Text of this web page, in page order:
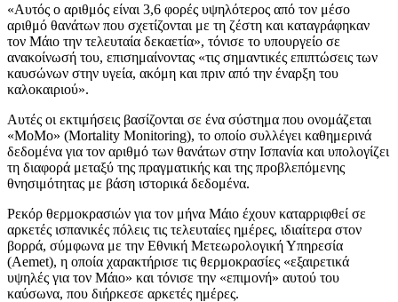
«Αυτός ο αριθμός είναι 3,6 φορές υψηλότερος από τον μέσο
αριθμό θανάτων που σχετίζονται με τη ζέστη και καταγράφηκαν
τον Μάιο την τελευταία δεκαετία», τόνισε το υπουργείο σε
ανακοίνωσή του, επισημαίνοντας «τις σημαντικές επιπτώσεις των
καυσώνων στην υγεία, ακόμη και πριν από την έναρξη του
καλοκαιριού».
Αυτές οι εκτιμήσεις βασίζονται σε ένα σύστημα που ονομάζεται
«MoMo» (Mortality Monitoring), το οποίο συλλέγει καθημερινά
δεδομένα για τον αριθμό των θανάτων στην Ισπανία και υπολογίζει
τη διαφορά μεταξύ της πραγματικής και της προβλεπόμενης
θνησιμότητας με βάση ιστορικά δεδομένα.
Ρεκόρ θερμοκρασιών για τον μήνα Μάιο έχουν καταρριφθεί σε
αρκετές ισπανικές πόλεις τις τελευταίες ημέρες, ιδιαίτερα στον
βορρά, σύμφωνα με την Εθνική Μετεωρολογική Υπηρεσία
(Aemet), η οποία χαρακτήρισε τις θερμοκρασίες «εξαιρετικά
υψηλές για τον Μάιο» και τόνισε την «επιμονή» αυτού του
καύσωνα, που διήρκεσε αρκετές ημέρες.